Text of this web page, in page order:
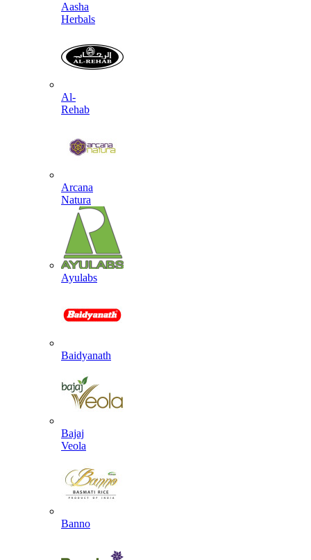
Aasha
Herbals
Al-
Rehab
Arcana
Natura
Ayulabs
Baidyanath
Bajaj
Veola
Banno